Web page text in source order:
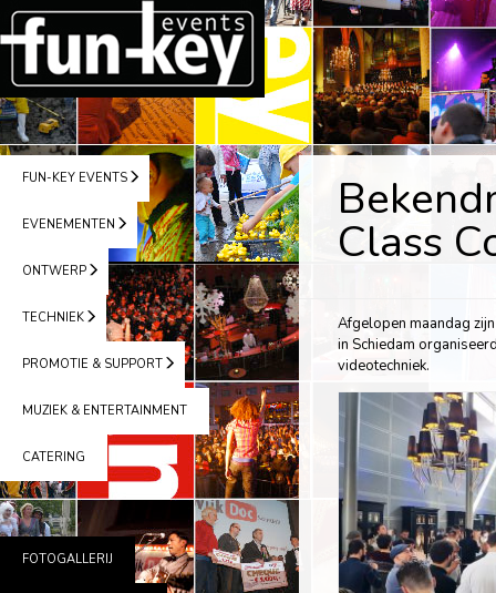
FUN-KEY EVENTS
EVENEMENTEN
ONTWERP
TECHNIEK
PROMOTIE & SUPPORT
MUZIEK & ENTERTAINMENT
CATERING
FOTOGALLERIJ
Class
Afgelopen maandag
in Schiedam
videotechniek.